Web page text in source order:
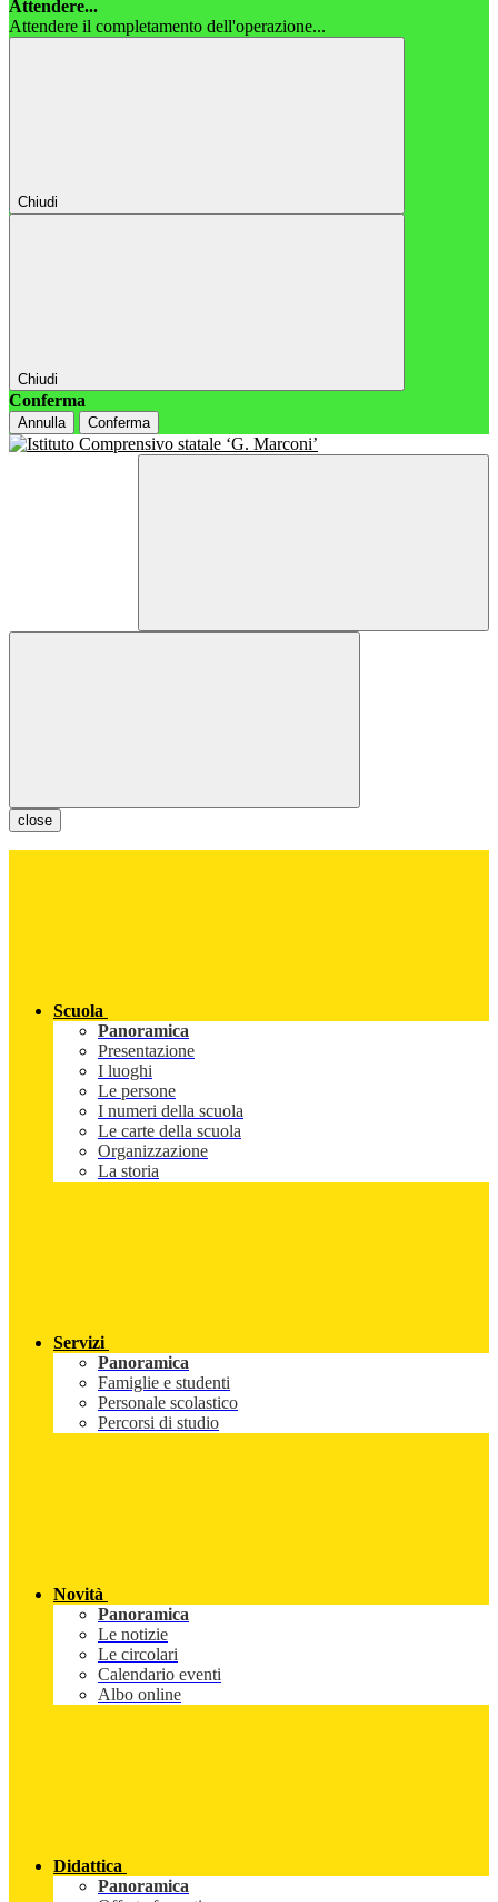
Attendere...
Attendere il completamento dell'operazione...
Chiudi
Chiudi
Conferma
Annulla Conferma
close
Scuola
Panoramica
Presentazione
I luoghi
Le persone
I numeri della scuola
Le carte della scuola
Organizzazione
La storia
Servizi
Panoramica
Famiglie e studenti
Personale scolastico
Percorsi di studio
Novità
Panoramica
Le notizie
Le circolari
Calendario eventi
Albo online
Didattica
Panoramica